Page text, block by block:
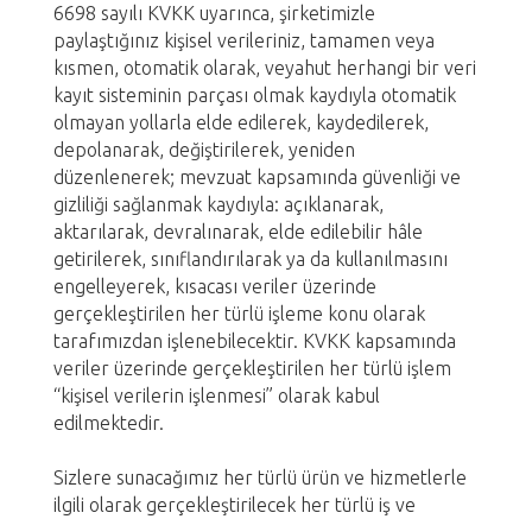
6698 sayılı KVKK uyarınca, şirketimizle
paylaştığınız kişisel verileriniz, tamamen veya
kısmen, otomatik olarak, veyahut herhangi bir veri
kayıt sisteminin parçası olmak kaydıyla otomatik
olmayan yollarla elde edilerek, kaydedilerek,
depolanarak, değiştirilerek, yeniden
düzenlenerek; mevzuat kapsamında güvenliği ve
gizliliği sağlanmak kaydıyla: açıklanarak,
aktarılarak, devralınarak, elde edilebilir hâle
getirilerek, sınıflandırılarak ya da kullanılmasını
engelleyerek, kısacası veriler üzerinde
gerçekleştirilen her türlü işleme konu olarak
tarafımızdan işlenebilecektir. KVKK kapsamında
veriler üzerinde gerçekleştirilen her türlü işlem
“kişisel verilerin işlenmesi” olarak kabul
edilmektedir.
Sizlere sunacağımız her türlü ürün ve hizmetlerle
ilgili olarak gerçekleştirilecek her türlü iş ve